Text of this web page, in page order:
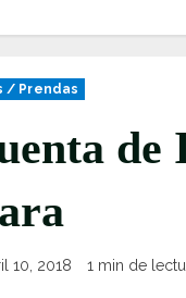
/ Prendas
de
10, 2018 1 min de